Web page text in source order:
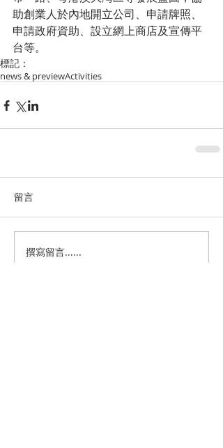
助創業人於內地開立公司、申請牌照、
申請政府資助、設立網上商店及宣傳平
台等。
標記：
news & previewActivities
留言
撰寫留言......